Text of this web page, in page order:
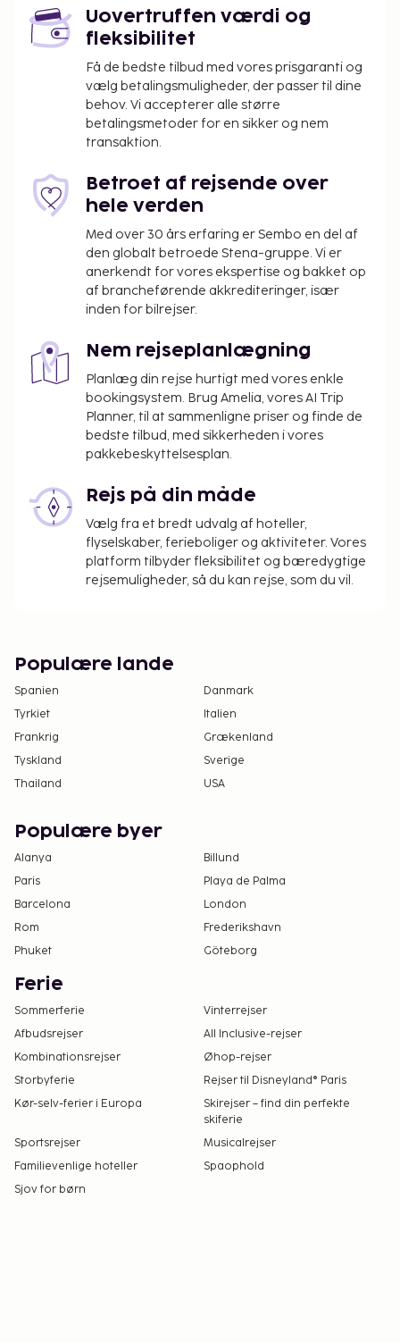
stedet. Fra en terrasse og en have kan du nyde den
skønne udsigt, eller du kan drage fordel af
rekreative tilbud, såsom en sæsonbestemt
udendørs pool.
Du vil blive bedt om at betale følgende på
overnatningsstedet. Gebyrer inkluderer muligvis
Depositum for beskadigelse: EUR 1000 pr.
ophold
Rengøringsgebyr: 598 EUR pr. enhed pr. ophold
Vi har medtaget alle gebyrer, som
overnatningsstedet har oplyst.
Alle gæster, inklusive børn, skal være til stede
på indtjekningstidspunktet, hvor alle skal
fremvise deres pas.
Som følge af nationale reguleringer kan der
ikke overføres mere end 5000 EUR i kontanter
på dette overnatningssted. Kontakt
overnatningsstedet via kontaktoplysningerne i
reservationsbekræftelsen for flere oplysninger.
Den sæsonåbne pool vil være åben fra den 01.
maj til den 15. oktober.
Uovertruffen værdi og
fleksibilitet
Få de bedste tilbud med vores prisgaranti og
vælg betalingsmuligheder, der passer til dine
behov. Vi accepterer alle større
betalingsmetoder for en sikker og nem
transaktion.
Betroet af rejsende over
hele verden
Med over 30 års erfaring er Sembo en del af
den globalt betroede Stena-gruppe. Vi er
anerkendt for vores ekspertise og bakket op
af brancheførende akkrediteringer, især
inden for bilrejser.
Nem rejseplanlægning
Planlæg din rejse hurtigt med vores enkle
bookingsystem. Brug Amelia, vores AI Trip
Planner, til at sammenligne priser og finde de
bedste tilbud, med sikkerheden i vores
pakkebeskyttelsesplan.
Rejs på din måde
Vælg fra et bredt udvalg af hoteller,
flyselskaber, ferieboliger og aktiviteter. Vores
platform tilbyder fleksibilitet og bæredygtige
rejsemuligheder, så du kan rejse, som du vil.
Populære lande
Spanien
Danmark
Tyrkiet
Italien
Frankrig
Grækenland
Tyskland
Sverige
Thailand
USA
Populære byer
Alanya
Billund
Paris
Playa de Palma
Barcelona
London
Rom
Frederikshavn
Phuket
Göteborg
Ferie
Sommerferie
Vinterrejser
Afbudsrejser
All Inclusive-rejser
Kombinationsrejser
Øhop-rejser
Storbyferie
Rejser til Disneyland® Paris
Kør-selv-ferier i Europa
Skirejser – find din perfekte
skiferie
Sportsrejser
Musicalrejser
Familievenlige hoteller
Spaophold
Sjov for børn